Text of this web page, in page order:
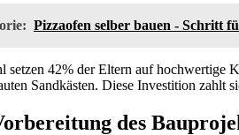
Pizzaofen selber bauen - Schritt
setzen 42% der Eltern auf hochwertige
Sandkästen. Diese Investition zahlt
des